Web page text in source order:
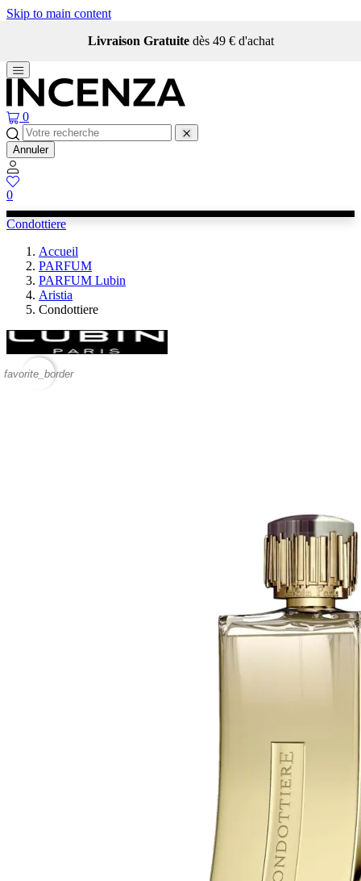
Skip to main content
Livraison Gratuite dès 49 € d'achat
0
Annuler
0
Condottiere
Accueil
PARFUM
PARFUM Lubin
Aristia
Condottiere
favorite_border